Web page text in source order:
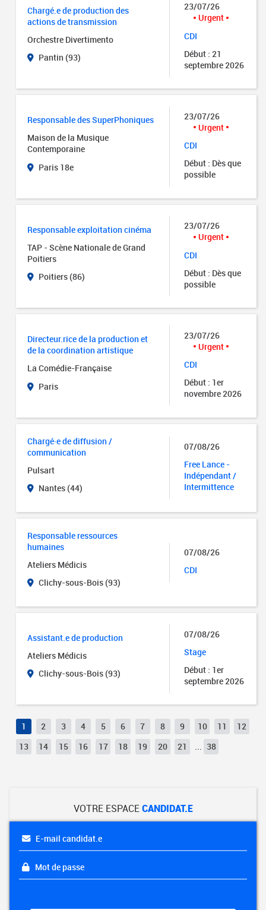
Chargé.e de production des
actions de transmission
Orchestre Divertimento
Pantin (93)
23/07/26
Urgent
CDI
Début : 21
septembre 2026
Responsable des SuperPhoniques
Maison de la Musique
Contemporaine
Paris 18e
23/07/26
Urgent
CDI
Début : Dès que
possible
Responsable exploitation cinéma
TAP - Scène Nationale de Grand
Poitiers
Poitiers (86)
23/07/26
Urgent
CDI
Début : Dès que
possible
Directeur.rice de la production et
de la coordination artistique
La Comédie-Française
Paris
23/07/26
Urgent
CDI
Début : 1er
novembre 2026
Chargé·e de diffusion /
communication
Pulsart
Nantes (44)
07/08/26
Free Lance -
Indépendant /
Intermittence
Responsable ressources
humaines
Ateliers Médicis
Clichy-sous-Bois (93)
07/08/26
CDI
Assistant.e de production
Ateliers Médicis
Clichy-sous-Bois (93)
07/08/26
Stage
Début : 1er
septembre 2026
1 2 3 4 5 6 7 8 9 10 11
12
13
14 15 16 17 18 19 20 21 38
VOTRE ESPACECANDIDAT.E
E-mail candidat.e
Mot de passe